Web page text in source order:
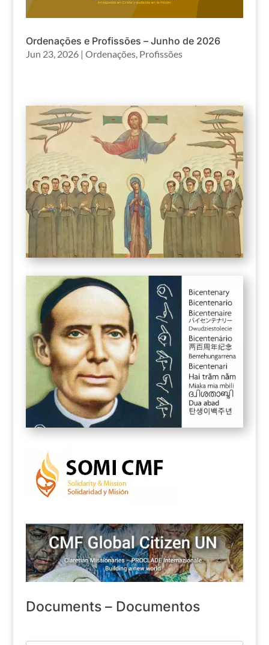
Ordenações e Profissões – Junho de 2026
Jun 23, 2026| Ordenações, Profissões
Documents – Documentos